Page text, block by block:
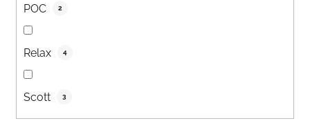
POC 2
Relax 4
Scott 3